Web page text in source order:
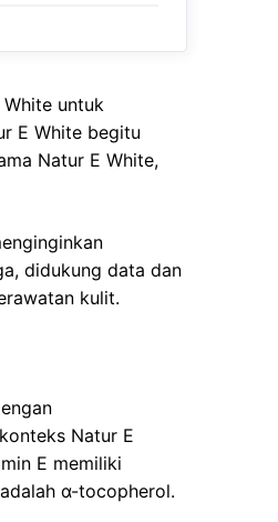
untuk
E White begitu
Natur E White,
didukung data dan
kulit.
Natur E
E memiliki
α-tocopherol.